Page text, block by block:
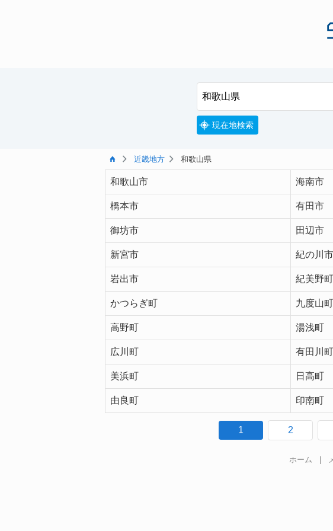
現在地検索
近畿地方 和歌山県
和歌山市 海南市
橋本市 有田市
御坊市 田辺市
新宮市 紀の川市
岩出市 紀美野町
かつらぎ町 九度山町
高野町 湯浅町
広川町 有田川町
美浜町 日高町
由良町 印南町
1 2
ホーム